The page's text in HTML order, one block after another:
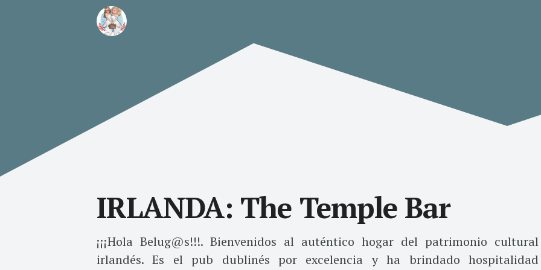
IRLANDA: The Temple Bar
¡¡¡Hola Belug@s!!!. Bienvenidos al auténtico hogar del patrimonio cultural
irlandés. Es el pub dublinés por excelencia y ha brindado hospitalidad